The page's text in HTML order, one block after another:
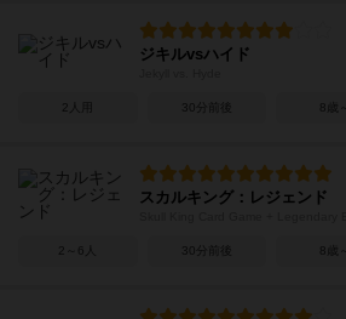
ジキルvsハイド
2人用 30分前後 8歳～
スカルキング：レジェンド
2～6人 30分前後 8歳～